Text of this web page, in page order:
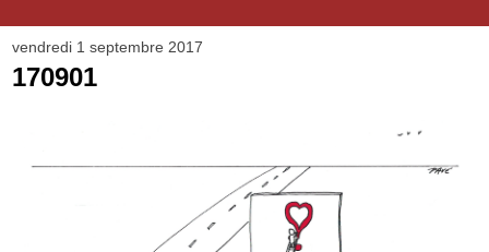
vendredi 1 septembre 2017
170901